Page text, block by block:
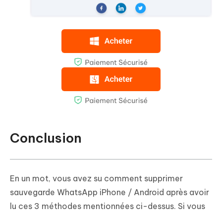
Conclusion
En un mot, vous avez su comment supprimer
sauvegarde WhatsApp iPhone / Android après avoir
lu ces 3 méthodes mentionnées ci-dessus. Si vous